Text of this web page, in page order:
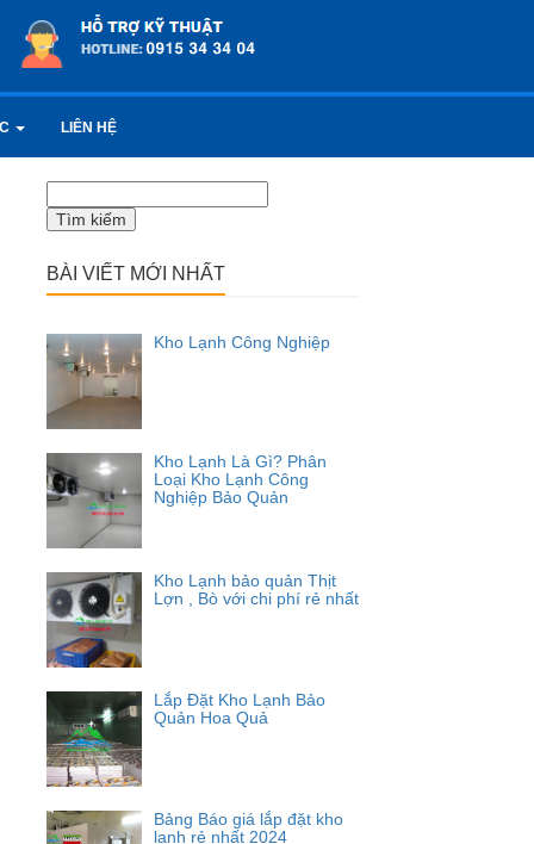
LIÊN HỆ
kiếm
cho:
BÀI VIẾT MỚI NHẤT
Kho Lạnh Công Nghiệp
Kho Lạnh Là Gì? Phân
Loại Kho Lạnh Công
Nghiệp Bảo Quản
Kho Lạnh bảo quản Thịt
Lợn , Bò với chi phí rẻ nhất
Lắp Đặt Kho Lạnh Bảo
Quản Hoa Quả
Bảng Báo giá lắp đặt kho
lạnh rẻ nhất 2024